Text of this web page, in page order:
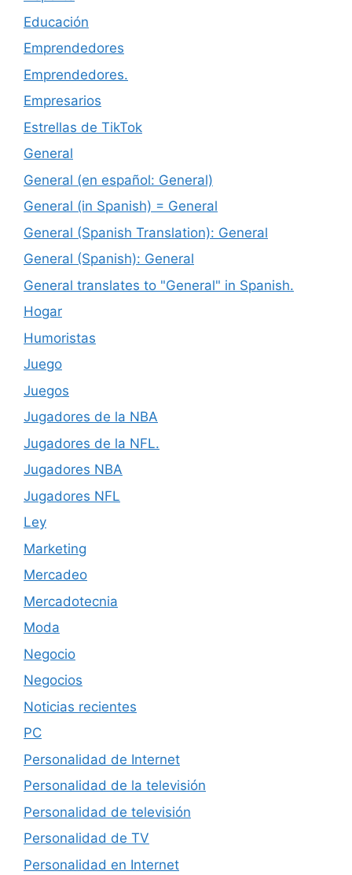
Educación
Emprendedores
Emprendedores.
Empresarios
Estrellas de TikTok
General
General (en español: General)
General (in Spanish) = General
General (Spanish Translation): General
General (Spanish): General
General translates to "General" in Spanish.
Hogar
Humoristas
Juego
Juegos
Jugadores de la NBA
Jugadores de la NFL.
Jugadores NBA
Jugadores NFL
Ley
Marketing
Mercadeo
Mercadotecnia
Moda
Negocio
Negocios
Noticias recientes
PC
Personalidad de Internet
Personalidad de la televisión
Personalidad de televisión
Personalidad de TV
Personalidad en Internet